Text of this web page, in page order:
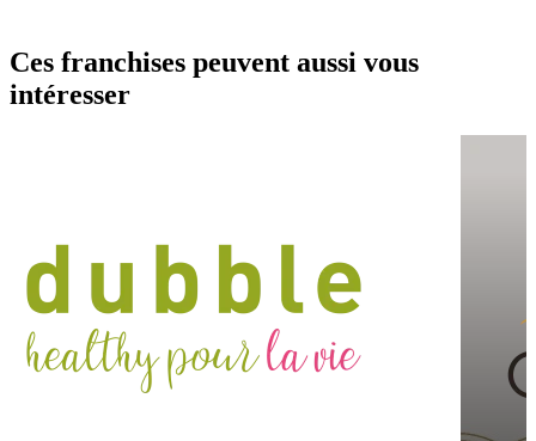
Ces franchises peuvent aussi vous
intéresser